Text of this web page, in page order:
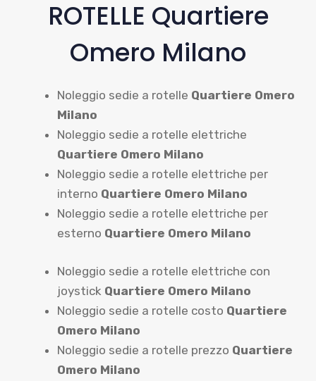
ROTELLE Quartiere
Omero Milano
Noleggio sedie a rotelle Quartiere Omero
Milano
Noleggio sedie a rotelle elettriche
Quartiere Omero Milano
Noleggio sedie a rotelle elettriche per
interno Quartiere Omero Milano
Noleggio sedie a rotelle elettriche per
esterno Quartiere Omero Milano
Noleggio sedie a rotelle elettriche con
joystick Quartiere Omero Milano
Noleggio sedie a rotelle costo Quartiere
Omero Milano
Noleggio sedie a rotelle prezzo Quartiere
Omero Milano